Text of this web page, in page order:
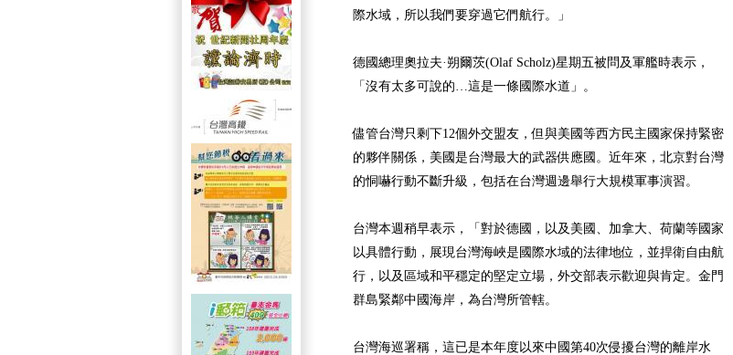
際水域，所以我們要穿過它們航行。」
德國總理奧拉夫·朔爾茨(Olaf Scholz)星期五被問及軍艦時表示，
「沒有太多可說的…這是一條國際水道」。
儘管台灣只剩下12個外交盟友，但與美國等西方民主國家保持緊密
的夥伴關係，美國是台灣最大的武器供應國。近年來，北京對台灣
的恫嚇行動不斷升級，包括在台灣週邊舉行大規模軍事演習。
台灣本週稍早表示，「對於德國，以及美國、加拿大、荷蘭等國家
以具體行動，展現台灣海峽是國際水域的法律地位，並捍衛自由航
行，以及區域和平穩定的堅定立場，外交部表示歡迎與肯定。金門
群島緊鄰中國海岸，為台灣所管轄。
台灣海巡署稱，這已是本年度以來中國第40次侵擾台灣的離岸水